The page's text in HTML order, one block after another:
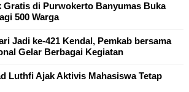
Gratis di Purwokerto Banyumas Buka
500 Warga
Jadi ke-421 Kendal, Pemkab bersama
Gelar Berbagai Kegiatan
Luthfi Ajak Aktivis Mahasiswa Tetap